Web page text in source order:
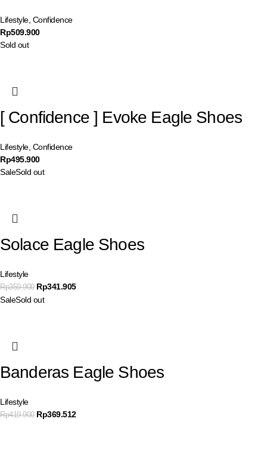
Lifestyle, Confidence
Rp509.900
Sold out
[ Confidence ] Evoke Eagle Shoes
Lifestyle, Confidence
Rp495.900
SaleSold out
Solace Eagle Shoes
Lifestyle
Rp359.900 Rp341.905
SaleSold out
Banderas Eagle Shoes
Lifestyle
Rp419.900 Rp369.512